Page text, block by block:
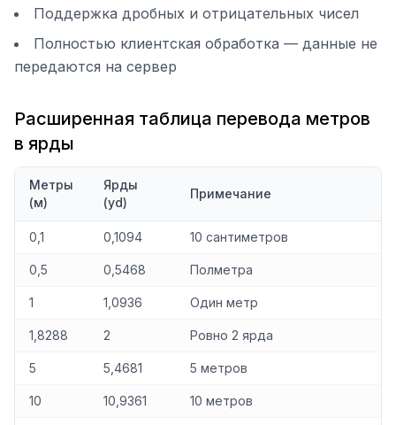
Поддержка дробных и отрицательных чисел
Полностью клиентская обработка — данные не
передаются на сервер
Расширенная таблица перевода метров
в ярды
Метры
(м)
Ярды
(yd)
Примечание
0,1 0,1094 10 сантиметров
0,5 0,5468 Полметра
1 1,0936 Один метр
1,8288 2 Ровно 2 ярда
5 5,4681 5 метров
10 10,9361 10 метров